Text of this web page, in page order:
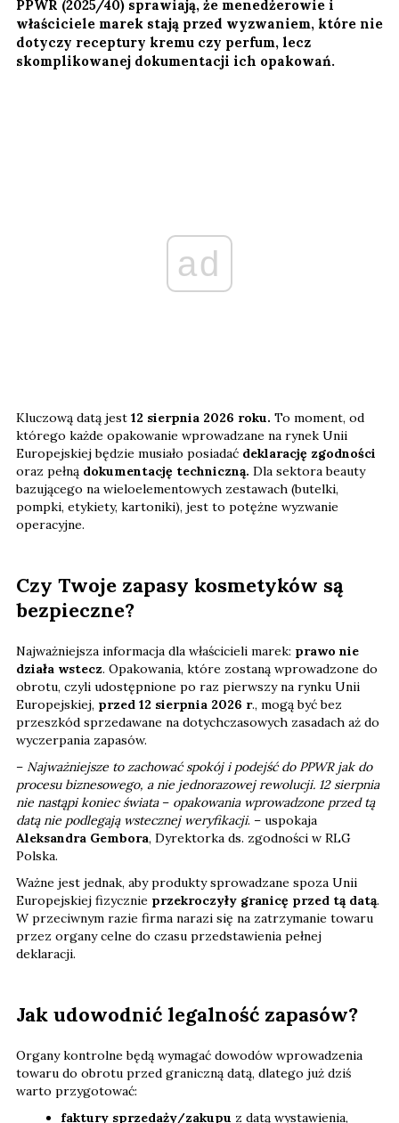
PPWR (2025/40) sprawiają, że menedżerowie i
właściciele marek stają przed wyzwaniem, które nie
dotyczy receptury kremu czy perfum, lecz
skomplikowanej dokumentacji ich opakowań.
ad
Kluczową datą jest 12 sierpnia 2026 roku. To moment, od
którego każde opakowanie wprowadzane na rynek Unii
Europejskiej będzie musiało posiadać deklarację zgodności
oraz pełną dokumentację techniczną. Dla sektora beauty
bazującego na wieloelementowych zestawach (butelki,
pompki, etykiety, kartoniki), jest to potężne wyzwanie
operacyjne.
Czy Twoje zapasy kosmetyków są
bezpieczne?
Najważniejsza informacja dla właścicieli marek: prawo nie
działa wstecz. Opakowania, które zostaną wprowadzone do
obrotu, czyli udostępnione po raz pierwszy na rynku Unii
Europejskiej, przed 12 sierpnia 2026 r., mogą być bez
przeszkód sprzedawane na dotychczasowych zasadach aż do
wyczerpania zapasów.
– Najważniejsze to zachować spokój i podejść do PPWR jak do
procesu biznesowego, a nie jednorazowej rewolucji. 12 sierpnia
nie nastąpi koniec świata – opakowania wprowadzone przed tą
datą nie podlegają wstecznej weryfikacji. – uspokaja
Aleksandra Gembora, Dyrektorka ds. zgodności w RLG
Polska.
Ważne jest jednak, aby produkty sprowadzane spoza Unii
Europejskiej fizycznie przekroczyły granicę przed tą datą.
W przeciwnym razie firma narazi się na zatrzymanie towaru
przez organy celne do czasu przedstawienia pełnej
deklaracji.
Jak udowodnić legalność zapasów?
Organy kontrolne będą wymagać dowodów wprowadzenia
towaru do obrotu przed graniczną datą, dlatego już dziś
warto przygotować:
faktury sprzedaży/zakupu z datą wystawienia,